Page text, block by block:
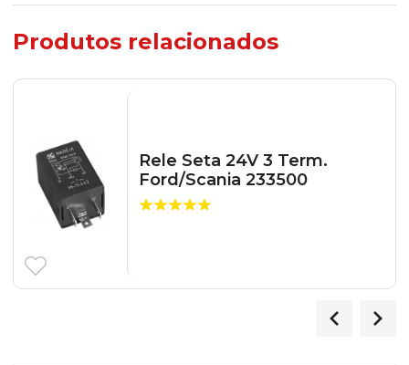
Produtos relacionados
Rele Seta 24V 3 Term.
Ford/Scania 233500